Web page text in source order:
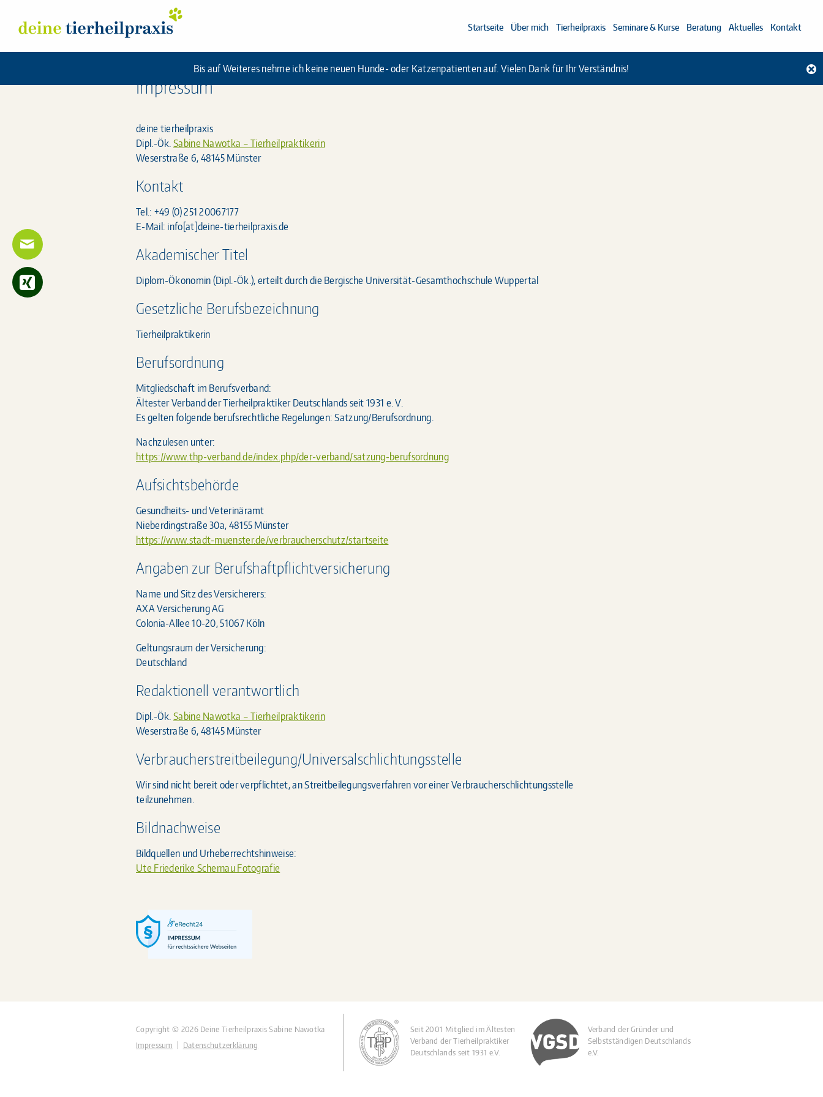
Bis auf Weiteres nehme ich keine neuen Hunde- oder Katzenpatienten auf. Vielen Dank für Ihr Verständnis!
content
Deine Tierheilpraxis Startseite Über mich Tierheilpraxis Seminare & Kurse Beratung Aktuelles Kontakt
Impressum
deine tierheilpraxis
Dipl.-Ök. Sabine Nawotka – Tierheilpraktikerin
Weserstraße 6, 48145 Münster
Kontakt
Tel.: +49 (0) 251 20067177
E-Mail: info[at]deine-tierheilpraxis.de
Akademischer Titel
Diplom-Ökonomin (Dipl.-Ök.), erteilt durch die Bergische Universität-Gesamthochschule Wuppertal
Gesetzliche Berufsbezeichnung
Tierheilpraktikerin
Berufsordnung
Mitgliedschaft im Berufsverband:
Ältester Verband der Tierheilpraktiker Deutschlands seit 1931 e. V.
Es gelten folgende berufsrechtliche Regelungen: Satzung/Berufsordnung.
Nachzulesen unter:
https://www.thp-verband.de/index.php/der-verband/satzung-berufsordnung
Aufsichtsbehörde
Gesundheits- und Veterinäramt
Nieberdingstraße 30a, 48155 Münster
https://www.stadt-muenster.de/verbraucherschutz/startseite
Angaben zur Berufshaftpflichtversicherung
Name und Sitz des Versicherers:
AXA Versicherung AG
Colonia-Allee 10-20, 51067 Köln
Geltungsraum der Versicherung:
Deutschland
Redaktionell verantwortlich
Dipl.-Ök. Sabine Nawotka – Tierheilpraktikerin
Weserstraße 6, 48145 Münster
Verbraucherstreitbeilegung/Universalschlichtungsstelle
Wir sind nicht bereit oder verpflichtet, an Streitbeilegungsverfahren vor einer Verbraucherschlichtungsstelle
teilzunehmen.
Bildnachweise
Bildquellen und Urheberrechtshinweise:
Ute Friederike Schernau Fotografie
Copyright © 2026 Deine Tierheilpraxis Sabine Nawotka
Impressum
Datenschutzerklärung
Seit 2001 Mitglied im Ältesten
Verband der Tierheilpraktiker
Deutschlands seit 1931 e.V.
Verband der Gründer und
Selbstständigen Deutschlands
e.V.